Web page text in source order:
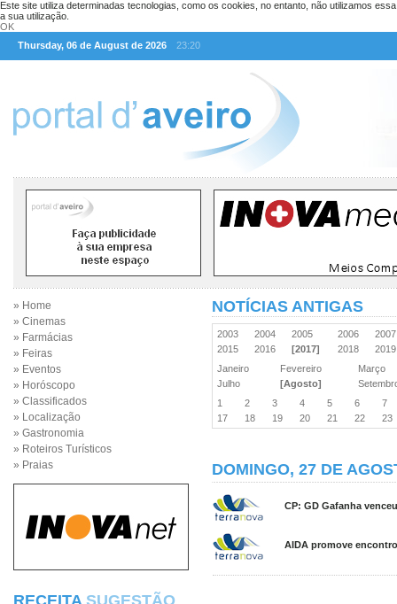
Este site utiliza determinadas tecnologias, como os cookies, no entanto, não utilizamos
a sua utilização.
OK
Thursday, 06 de August de 2026
23:20
» Home
» Cinemas
» Farmácias
» Feiras
» Eventos
» Horóscopo
» Classificados
» Localização
» Gastronomia
» Roteiros Turísticos
» Praias
RECEITA SUGESTÃO
NOTÍCIAS ANTIGAS
2003 2004 2005 2006
2015
2016 [2017] 2018
Janeiro
Fevereiro
Março
Julho
[Agosto]
1
2 3 4 5 6
7
17
18 19 20 21 22 23
DOMINGO, 27 DE
CP: GD Gafanha
AIDA promove